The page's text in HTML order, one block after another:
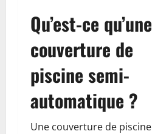
Qu’est-ce qu’une
couverture de
piscine semi-
automatique ?
Une couverture de piscine